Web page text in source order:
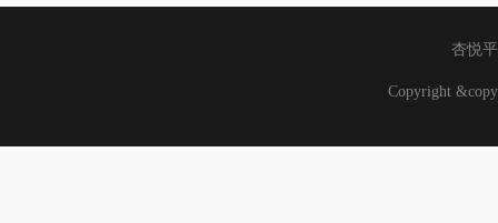
杏悦
Copyright